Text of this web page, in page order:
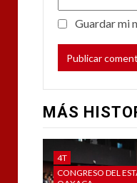
Guardar mi
MÁS
4T
CONGRESO DEL